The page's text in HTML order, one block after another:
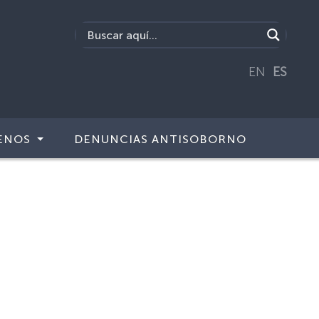
EN ES
DENUNCIAS ANTISOBORNO